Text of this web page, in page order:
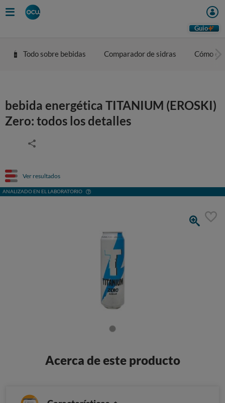
Guio
Todo sobre bebidas Comparador de sidras Cómo
bebida energética TITANIUM (EROSKI)
Zero: todos los detalles
Ver resultados
ANALIZADO EN EL LABORATORIO
Acerca de este producto